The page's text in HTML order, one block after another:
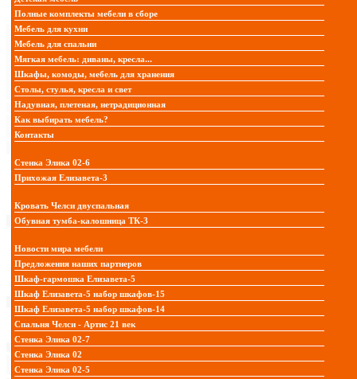
Полные комплекты мебели в сборе
Мебель для кухни
Мебель для спальни
Мягкая мебель: диваны, кресла...
Шкафы, комоды, мебель для хранения
Столы, стулья, кресла и свет
Надувная, плетеная, нетрадиционная
Как выбирать мебель?
Контакты
Стенка Элика 02-6
Прихожая Елизавета-3
Кровать Челси двуспальная
Обувная тумба-калошница ТК-3
Новости мира мебели
Предложения наших партнеров
Шкаф-гармошка Елизавета-5
Шкаф Елизавета-5 набор шкафов-15
Шкаф Елизавета-5 набор шкафов-14
Спальня Челси - Артис 21 век
Стенка Элика 02-7
Стенка Элика 02
Стенка Элика 02-5